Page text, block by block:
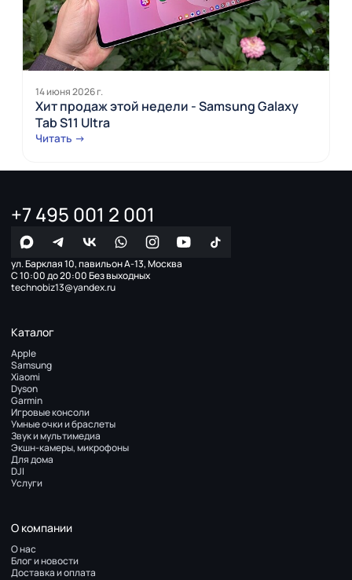
14 июня 2026 г.
Хит продаж этой недели - Samsung Galaxy
Tab S11 Ultra
Читать →
+7 495 001 2 001
ул. Барклая 10, павильон А-13, Москва
С 10:00 до 20:00 Без выходных
technobiz13@yandex.ru
Каталог
Apple
Samsung
Xiaomi
Dyson
Garmin
Игровые консоли
Умные очки и браслеты
Звук и мультимедиа
Экшн-камеры, микрофоны
Для дома
DJI
Услуги
О компании
О нас
Блог и новости
Доставка и оплата